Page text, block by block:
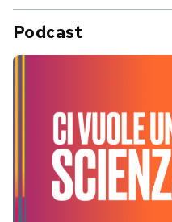
Podcast